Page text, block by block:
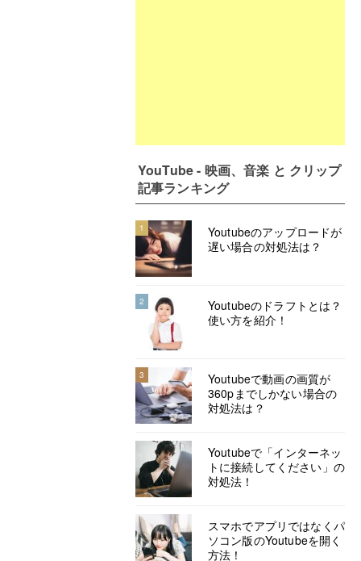
YouTube - 映画、音楽 と クリップ
記事ランキング
1
Youtubeのアップロードが
遅い場合の対処法は？
2
Youtubeのドラフトとは？
使い方を紹介！
3
Youtubeで動画の画質が
360pまでしかない場合の
対処法は？
Youtubeで「インターネッ
トに接続してください」の
対処法！
スマホでアプリではなくパ
ソコン版のYoutubeを開く
方法！